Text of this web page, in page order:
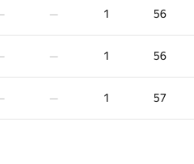
— 1 56
— 1 56
— 1 57
01:22
1 46
1 46
1 46